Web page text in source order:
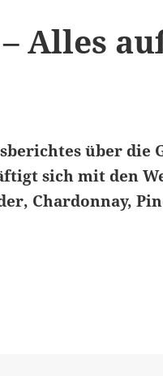
Alles
über die
sich mit den
Chardonnay,